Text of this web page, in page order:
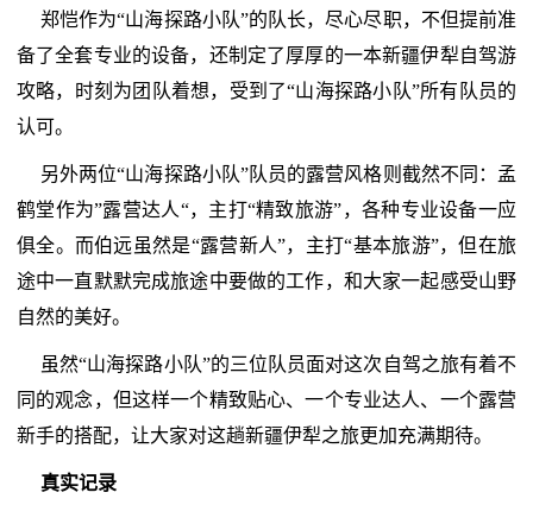
郑恺作为“山海探路小队”的队长，尽心尽职，不但提前准
备了全套专业的设备，还制定了厚厚的一本新疆伊犁自驾游
攻略，时刻为团队着想，受到了“山海探路小队”所有队员的
认可。
另外两位“山海探路小队”队员的露营风格则截然不同：孟
鹤堂作为”露营达人“，主打“精致旅游”，各种专业设备一应
俱全。而伯远虽然是“露营新人”，主打“基本旅游”，但在旅
途中一直默默完成旅途中要做的工作，和大家一起感受山野
自然的美好。
虽然“山海探路小队”的三位队员面对这次自驾之旅有着不
同的观念，但这样一个精致贴心、一个专业达人、一个露营
新手的搭配，让大家对这趟新疆伊犁之旅更加充满期待。
真实记录